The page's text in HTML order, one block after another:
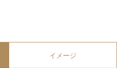
イメージ